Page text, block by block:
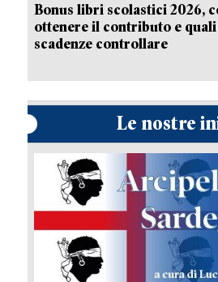
Bonus libri scolastici 2026,
ottenere il contributo e quali
scadenze controllare
Le nostre